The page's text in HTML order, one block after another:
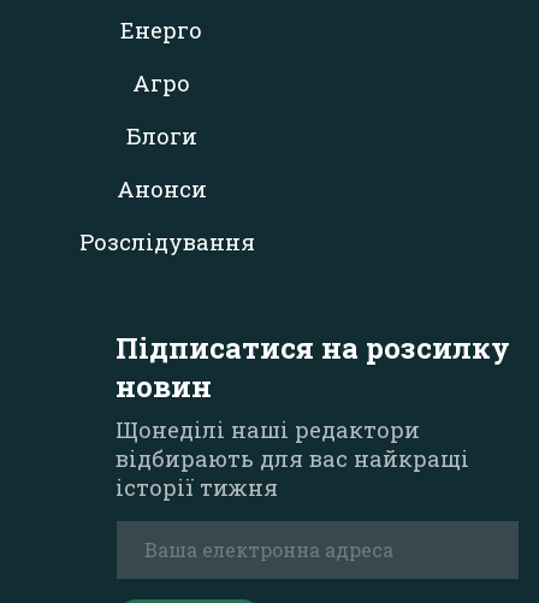
Енерго
Агро
Блоги
Анонси
Розслідування
Підписатися на розсилку
новин
Щонеділі наші редактори
відбирають для вас найкращі
історії тижня